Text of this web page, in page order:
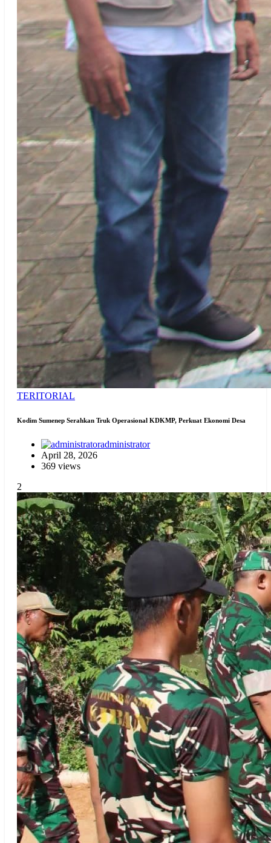
TERITORIAL
Kodim Sumenep Serahkan Truk Operasional KDKMP, Perkuat Ekonomi Desa
administrator
April 28, 2026
369 views
2